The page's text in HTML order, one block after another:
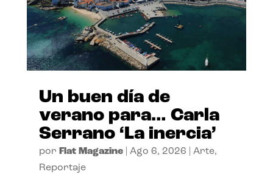
Un buen día de
verano para… Carla
Serrano ‘La inercia’
por Flat Magazine| Ago 6, 2026 Arte,
Reportaje